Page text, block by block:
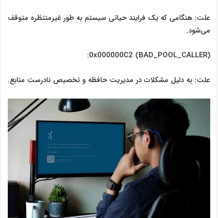
علت: هنگامی که یک فرایند حیاتی سیستم به طور غیرمنتظره متوقف
می‌شود.
0x000000C2 (BAD_POOL_CALLER):
علت: به دلیل مشکلات در مدیریت حافظه و تخصیص نادرست منابع.